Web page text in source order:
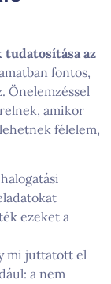
tudatosítása az
fontos,
Önelemzéssel
amikor
félelem,
ezeket a
mi juttatott el
a nem